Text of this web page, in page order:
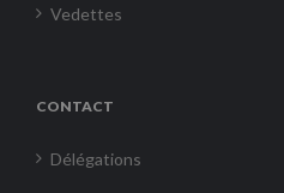
Vedettes
CONTACT
Délégations